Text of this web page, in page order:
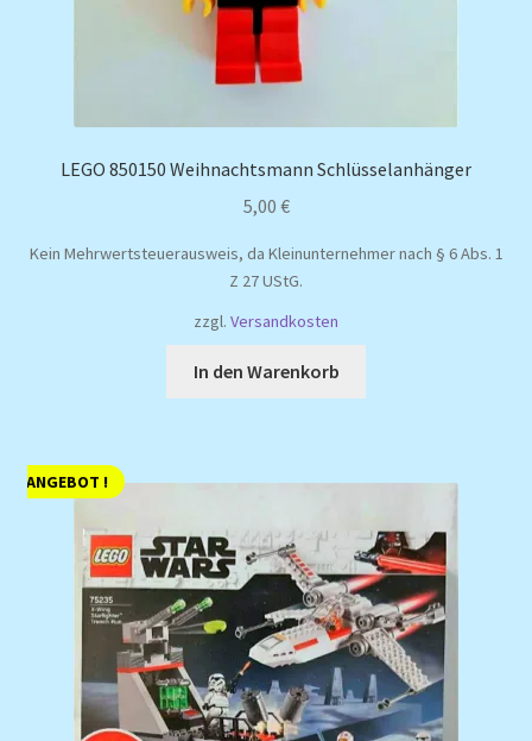
LEGO 850150 Weihnachtsmann Schlüsselanhänger
5,00 €
Kein Mehrwertsteuerausweis, da Kleinunternehmer nach § 6 Abs. 1
Z 27 UStG.
zzgl. Versandkosten
In den Warenkorb
ANGEBOT !